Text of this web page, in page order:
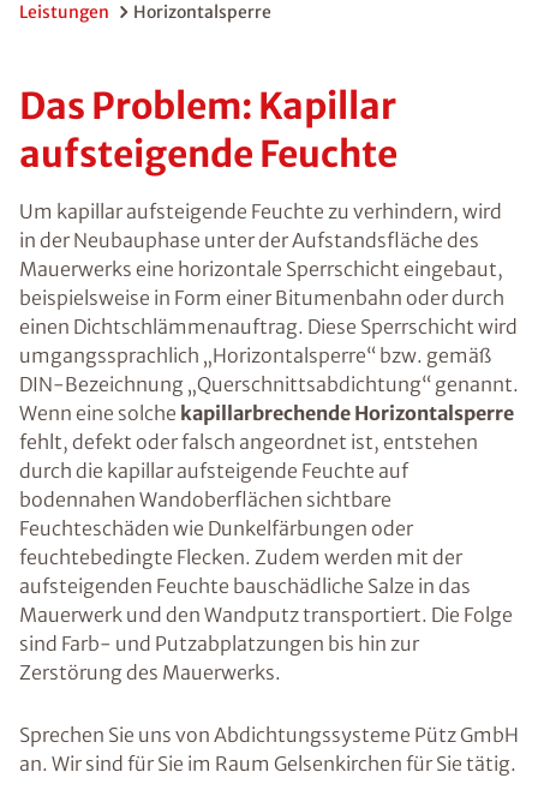
Leistungen
Horizontalsperre
Das Problem: Kapillar
aufsteigende Feuchte
Um kapillar aufsteigende Feuchte zu verhindern, wird
in der Neubauphase unter der Aufstandsfläche des
Mauerwerks eine horizontale Sperrschicht eingebaut,
beispielsweise in Form einer Bitumenbahn oder durch
einen Dichtschlämmenauftrag. Diese Sperrschicht wird
umgangssprachlich „Horizontalsperre“ bzw. gemäß
DIN-Bezeichnung „Querschnittsabdichtung“ genannt.
Wenn eine solche kapillarbrechende Horizontalsperre
fehlt, defekt oder falsch angeordnet ist, entstehen
durch die kapillar aufsteigende Feuchte auf
bodennahen Wandoberflächen sichtbare
Feuchteschäden wie Dunkelfärbungen oder
feuchtebedingte Flecken. Zudem werden mit der
aufsteigenden Feuchte bauschädliche Salze in das
Mauerwerk und den Wandputz transportiert. Die Folge
sind Farb- und Putzabplatzungen bis hin zur
Zerstörung des Mauerwerks.
Sprechen Sie uns von Abdichtungssysteme Pütz GmbH
an. Wir sind für Sie im Raum Gelsenkirchen für Sie tätig.